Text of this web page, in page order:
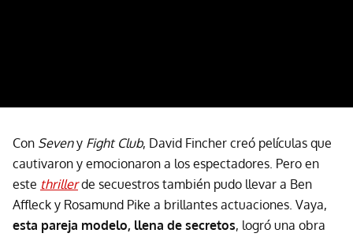
Con Seveny Fight Club, David Fincher creó películas que
cautivaron y emocionaron a los espectadores. Pero en
este thrillerde secuestros también pudo llevar a Ben
Affleck y Rosamund Pike a brillantes actuaciones. Vaya,
esta pareja modelo, llena de secretos, logró una obra